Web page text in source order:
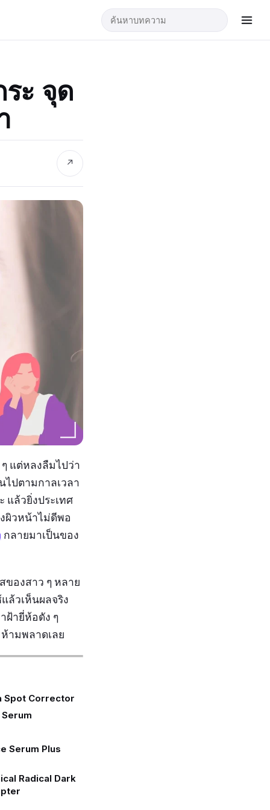
ะ จุด
↗
แต่หลงลืมไปว่า
ไปตามกาลเวลา
แล้วยิ่งประเทศ
ผิวหน้าไม่ดีพอ
กลายมาเป็นของ
องสาว ๆ หลาย
ล้วเห็นผลจริง
ฝ้ายี่ห้อดัง ๆ
ามพลาดเลย
Spot Corrector
Serum Plus
Radical Dark